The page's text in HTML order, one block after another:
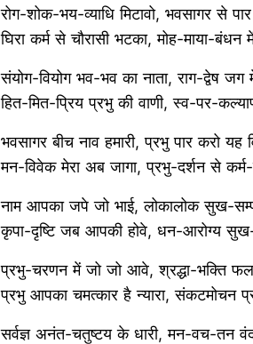
रोग-शोक-भय-व्याधि मिटावो, भवसागर से
घिरा कर्म से चौरासी भटका, मोह-माया-
संयोग-वियोग भव-भव का नाता, राग-द्वेष जग
हित-मित-प्रिय प्रभु की वाणी, स्व-पर-
भवसागर बीच नाव हमारी, प्रभु पार करो यह
मन-विवेक मेरा अब जागा, प्रभु-दर्शन से
नाम आपका जपे जो भाई, लोकालोक सुख-
कृपा-दृष्टि जब आपकी होवे, धन-आरोग्य
प्रभु-चरणन में जो जो आवे, श्रद्धा-भक्ति
प्रभु आपका चमत्कार है न्यारा, संकटमोचन
सर्वज्ञ अनंत-चतुष्टय के धारी, मन-वच-तन